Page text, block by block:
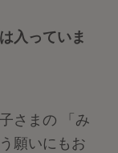
入っていま
さまの 「み
願いにもお